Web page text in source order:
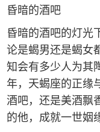
昏暗的酒吧
昏暗的酒吧的灯光
论是蝎男还是蝎女
知会有多少人为其
年，天蝎座的正缘
酒吧，还是美酒飘
的他，成就一世姻